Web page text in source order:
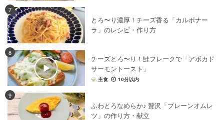
7
とろ〜り濃厚！チーズ香る「カルボナー
ラ」のレシピ・作り方
8
チーズとろ〜り！鮭フレークで「アボカド
サーモントースト」
主食 10分以内
9
ふわとろなめらか♪ 贅沢「プレーンオムレ
ツ」の作り方・献立